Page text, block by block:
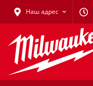
Наш адрес